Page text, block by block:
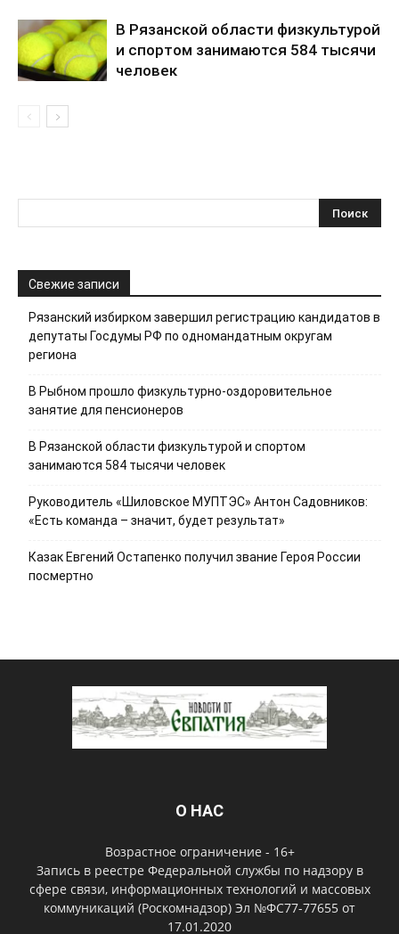
В Рязанской области физкультурой
и спортом занимаются 584 тысячи
человек
Свежие записи
Рязанский избирком завершил регистрацию кандидатов в
депутаты Госдумы РФ по одномандатным округам
региона
В Рыбном прошло физкультурно-оздоровительное
занятие для пенсионеров
В Рязанской области физкультурой и спортом
занимаются 584 тысячи человек
Руководитель «Шиловское МУПТЭС» Антон Садовников:
«Есть команда – значит, будет результат»
Казак Евгений Остапенко получил звание Героя России
посмертно
О НАС
Возрастное ограничение - 16+
Запись в реестре Федеральной службы по надзору в
сфере связи, информационных технологий и массовых
коммуникаций (Роскомнадзор) Эл №ФС77-77655 от
17.01.2020